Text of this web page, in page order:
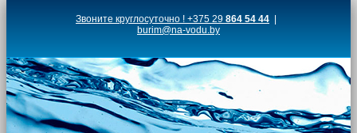
content
Звоните круглосуточно ! +375 29 864 54 44
burim@na-vodu.by